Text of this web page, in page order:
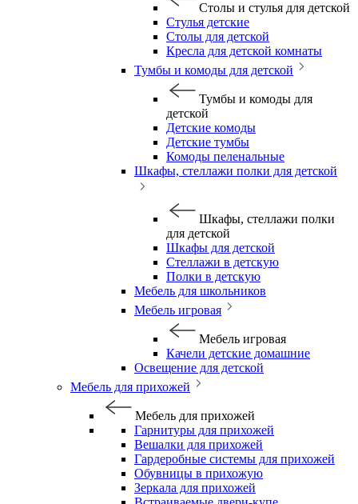
Столы и стулья для детской
Стулья детские
Столы для детской
Кресла для детской комнаты
Тумбы и комоды для детской
Тумбы и комоды для
детской
Детские комоды
Детские тумбы
Комоды пеленальные
Шкафы, стеллажи полки для детской
Шкафы, стеллажи полки
для детской
Шкафы для детской
Стеллажи в детскую
Полки в детскую
Мебель для школьников
Мебель игровая
Мебель игровая
Качели детские домашние
Освещение для детской
Мебель для прихожей
Мебель для прихожей
Гарнитуры для прихожей
Вешалки для прихожей
Гардеробные системы для прихожей
Обувницы в прихожую
Зеркала для прихожей